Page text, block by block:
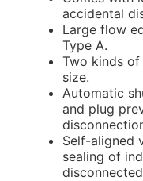
accidental
Large flow
Type A.
Two kinds
size.
Automatic
and plug
Self-aligned
sealing of